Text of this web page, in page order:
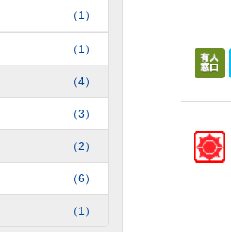
（1）
（1）
（4）
（3）
（2）
（6）
（1）